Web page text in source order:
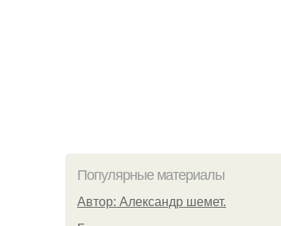
Популярные материалы
Автор: Александр шемет.